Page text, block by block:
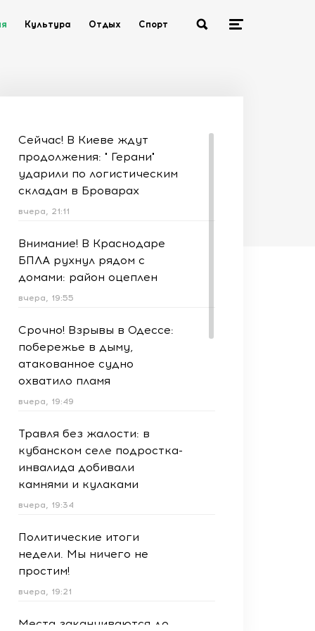
Культура Отдых Спорт
Сейчас! В Киеве ждут
продолжения: " Герани"
ударили по логистическим
складам в Броварах
вчера, 21:11
Внимание! В Краснодаре
БПЛА рухнул рядом с
домами: район оцеплен
вчера, 19:55
Срочно! Взрывы в Одессе:
побережье в дыму,
атакованное судно
охватило пламя
вчера, 19:49
Травля без жалости: в
кубанском селе подростка-
инвалида добивали
камнями и кулаками
вчера, 19:34
Политические итоги
недели. Мы ничего не
простим!
вчера, 19:21
Места заканчиваются до